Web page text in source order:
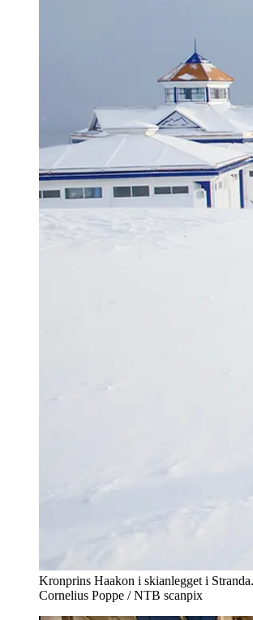
Kronprins Haakon i skianlegget i
Cornelius Poppe / NTB scanpix